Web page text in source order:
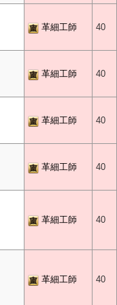
革細工師 40
革細工師 40
革細工師 40
革細工師 40
革細工師 40
革細工師 40